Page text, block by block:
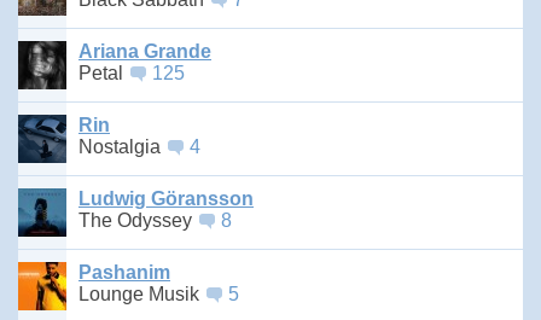
Ariana Grande
Petal
125
Rin
Nostalgia
4
Ludwig Göransson
The Odyssey
8
Pashanim
Lounge Musik
5